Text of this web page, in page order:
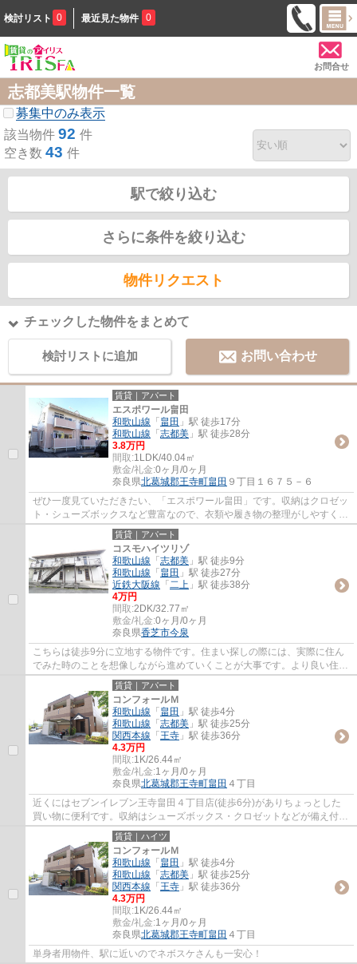
検討リスト 0 最近見た物件 0
お問合せ
志都美駅物件一覧
募集中のみ表示
該当物件 92 件
空き数 43 件
駅で絞り込む
さらに条件を絞り込む
物件リクエスト
チェックした物件をまとめて
検討リストに追加 お問い合わせ
賃貸｜アパート
エスポワール畠田
和歌山線 「 畠田 」駅 徒歩17分
和歌山線 「 志都美 」駅 徒歩28分
3.8万円
間取:1LDK/40.04㎡
敷金/礼金:0ヶ月/0ヶ月
奈良県北葛城郡王寺町畠田 ９丁目１６７５－６
ぜひ一度見ていただきたい、「エスポワール畠田」です。収納はクロゼッ
ト・シューズボックスなど豊富なので、衣類や履き物の整理がしやすく便
利です。モニターで来訪者を確認して、イ...
賃貸｜アパート
コスモハイツリゾ
和歌山線 「 志都美 」駅 徒歩9分
和歌山線 「 畠田 」駅 徒歩27分
近鉄大阪線 「 二上 」駅 徒歩38分
4万円
間取:2DK/32.77㎡
敷金/礼金:0ヶ月/0ヶ月
奈良県香芝市今泉
こちらは徒歩9分に立地する物件です。住まい探しの際には、実際に住ん
でみた時のことを想像しながら進めていくことが大事です。より良い住ま
いをご提供致します。
賃貸｜アパート
コンフォールＭ
和歌山線 「 畠田 」駅 徒歩4分
和歌山線 「 志都美 」駅 徒歩25分
関西本線 「 王寺 」駅 徒歩36分
4.3万円
間取:1K/26.44㎡
敷金/礼金:1ヶ月/0ヶ月
奈良県北葛城郡王寺町畠田 ４丁目
近くにはセブンイレブン王寺畠田４丁目店(徒歩6分)がありちょっとした
買い物に便利です。収納はシューズボックス・クロゼットなどが備え付け
られているので、衣類や日用品の収納に重宝...
賃貸｜ハイツ
コンフォールＭ
和歌山線 「 畠田 」駅 徒歩4分
和歌山線 「 志都美 」駅 徒歩25分
関西本線 「 王寺 」駅 徒歩36分
4.3万円
間取:1K/26.44㎡
敷金/礼金:1ヶ月/0ヶ月
奈良県北葛城郡王寺町畠田 ４丁目
単身者用物件、駅に近いのでネボスケさんも一安心！